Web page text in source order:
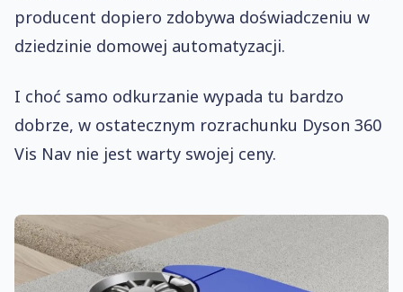
producent dopiero zdobywa doświadczeniu w
dziedzinie domowej automatyzacji.
I choć samo odkurzanie wypada tu bardzo
dobrze, w ostatecznym rozrachunku Dyson 360
Vis Nav nie jest warty swojej ceny.